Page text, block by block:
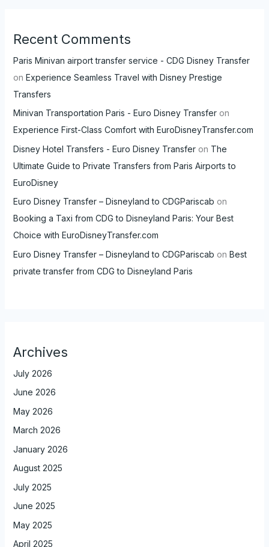
Recent Comments
Paris Minivan airport transfer service - CDG Disney Transfer
on Experience Seamless Travel with Disney Prestige
Transfers
Minivan Transportation Paris - Euro Disney Transferon
Experience First-Class Comfort with EuroDisneyTransfer.com
Disney Hotel Transfers - Euro Disney Transferon The
Ultimate Guide to Private Transfers from Paris Airports to
EuroDisney
Euro Disney Transfer – Disneyland to CDGPariscab on
Booking a Taxi from CDG to Disneyland Paris: Your Best
Choice with EuroDisneyTransfer.com
Euro Disney Transfer – Disneyland to CDGPariscab on Best
private transfer from CDG to Disneyland Paris
Archives
July 2026
June 2026
May 2026
March 2026
January 2026
August 2025
July 2025
June 2025
May 2025
April 2025